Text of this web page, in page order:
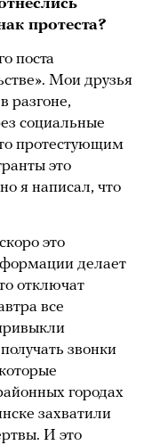
протеста?
поста
Мои друзья
разгоне,
социальные
протестующим
это
я написал, что
это
делает
отключат
все
звонки
городах
захватили
И это